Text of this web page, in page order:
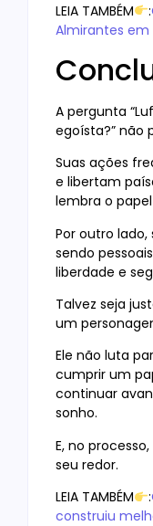
LEIA TAMBÉM
:
Almirantes em
A pergunta
egoísta?” não
Suas ações
e libertam
lembra o
Por outro
sendo
liberdade e
Talvez seja
um
Ele não luta
cumprir um
continuar
sonho.
E, no
seu redor.
LEIA TAMBÉM
:
construiu